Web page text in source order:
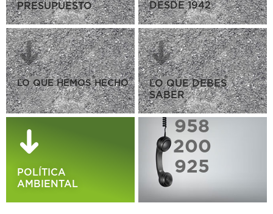
PRESUPUESTO
DESDE 1942
LO QUE HEMOS HECHO
LO QUE DEBES
SABER
POLÍTICA
AMBIENTAL
958
200
925